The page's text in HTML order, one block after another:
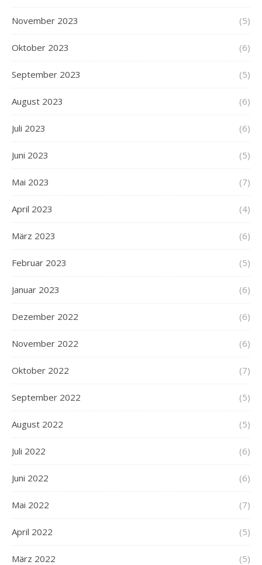
November 2023 (5)
Oktober 2023 (6)
September 2023 (5)
August 2023 (6)
Juli 2023 (6)
Juni 2023 (5)
Mai 2023 (7)
April 2023 (4)
März 2023 (6)
Februar 2023 (5)
Januar 2023 (6)
Dezember 2022 (6)
November 2022 (6)
Oktober 2022 (7)
September 2022 (5)
August 2022 (5)
Juli 2022 (6)
Juni 2022 (6)
Mai 2022 (7)
April 2022 (5)
März 2022 (5)